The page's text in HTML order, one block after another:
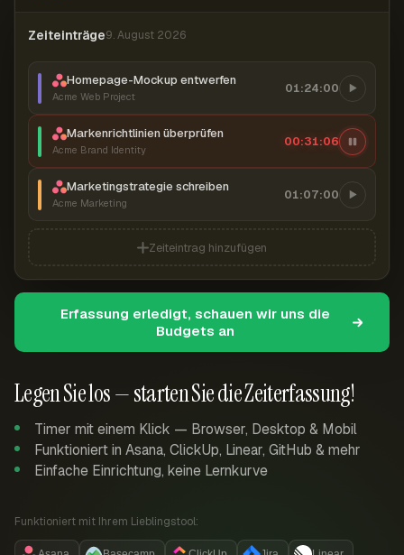
Legen Sie los — starten Sie die Zeiterfassung!
Timer mit einem Klick — Browser, Desktop & Mobil
Funktioniert in Asana, ClickUp, Linear, GitHub & mehr
Einfache Einrichtung, keine Lernkurve
Funktioniert mit Ihrem Lieblingstool:
Zeiteinträge9. August 2026
Homepage-Mockup entwerfen
Acme Web Project
01:24:00
Markenrichtlinien überprüfen
Acme Brand Identity
00:31:07
Marketingstrategie schreiben
Acme Marketing
01:07:00
Zeiteintrag hinzufügen
Erfassung erledigt, schauen wir uns die
Budgets an